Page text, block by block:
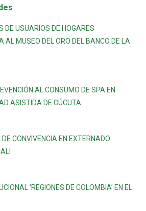
DE USUARIOS DE HOGARES
AL MUSEO DEL ORO DEL BANCO DE LA
AL CONSUMO DE SPA EN
ASISTIDA DE CÚCUTA
CONVIVENCIA EN EXTERNADO
‘REGIONES DE COLOMBIA’ EN EL